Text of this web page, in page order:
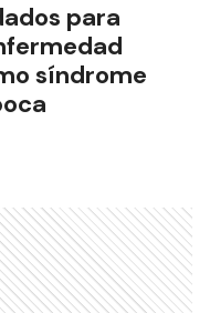
para
síndrome